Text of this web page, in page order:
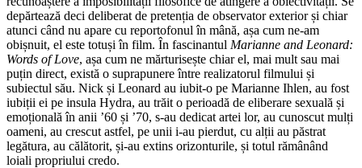
depărtează deci deliberat de pretenția de observator exterior și chiar
atunci când nu apare cu reportofonul în mână, așa cum ne-am
obișnuit, el este totuși în film. În fascinantul Marianne and Leonard:
Words of Love, așa cum ne mărturisește chiar el, mai mult sau mai
puțin direct, există o suprapunere între realizatorul filmului și
subiectul său. Nick și Leonard au iubit-o pe Marianne Ihlen, au fost
iubiții ei pe insula Hydra, au trăit o perioadă de eliberare sexuală și
emoțională în anii ’60 și ’70, s-au dedicat artei lor, au cunoscut mulți
oameni, au crescut astfel, pe unii i-au pierdut, cu alții au păstrat
legătura, au călătorit, și-au extins orizonturile, și totul rămânând
loiali propriului credo.